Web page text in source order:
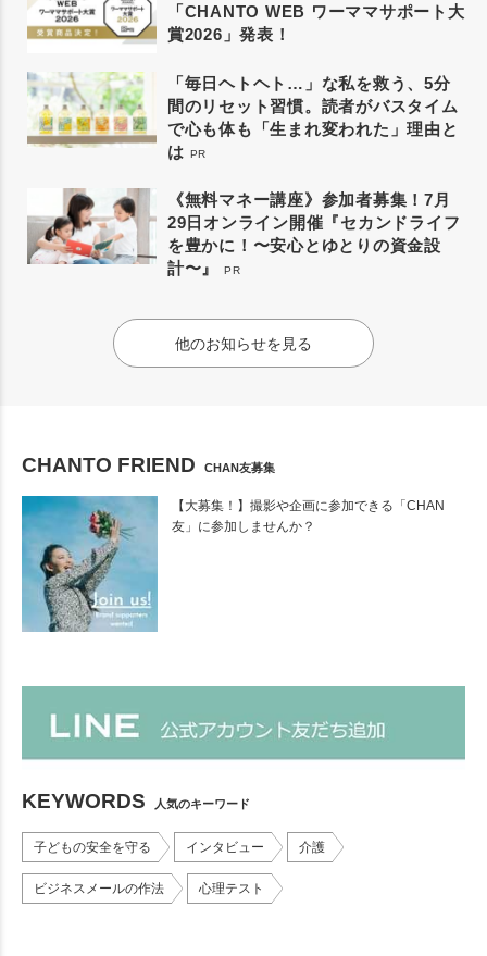
「CHANTO WEB ワーママサポート大
賞2026」発表！
「毎日ヘトヘト…」な私を救う、5分
間のリセット習慣。読者がバスタイム
で心も体も「生まれ変われた」理由と
は PR
《無料マネー講座》参加者募集！7月
29日オンライン開催『セカンドライフ
を豊かに！〜安心とゆとりの資金設
計〜』
PR
他のお知らせを見る
CHANTO FRIEND CHAN友募集
【大募集！】撮影や企画に参加できる「CHAN
友」に参加しませんか？
KEYWORDS 人気のキーワード
子どもの安全を守る インタビュー 介護
ビジネスメールの作法 心理テスト